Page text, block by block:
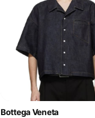
Bottega Veneta